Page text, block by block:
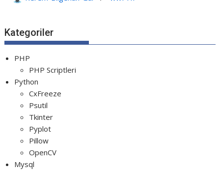
Python Transparent Proxy Server
Kategoriler
PHP
PHP Scriptleri
Python
CxFreeze
Psutil
Tkinter
Pyplot
Pillow
OpenCV
Mysql